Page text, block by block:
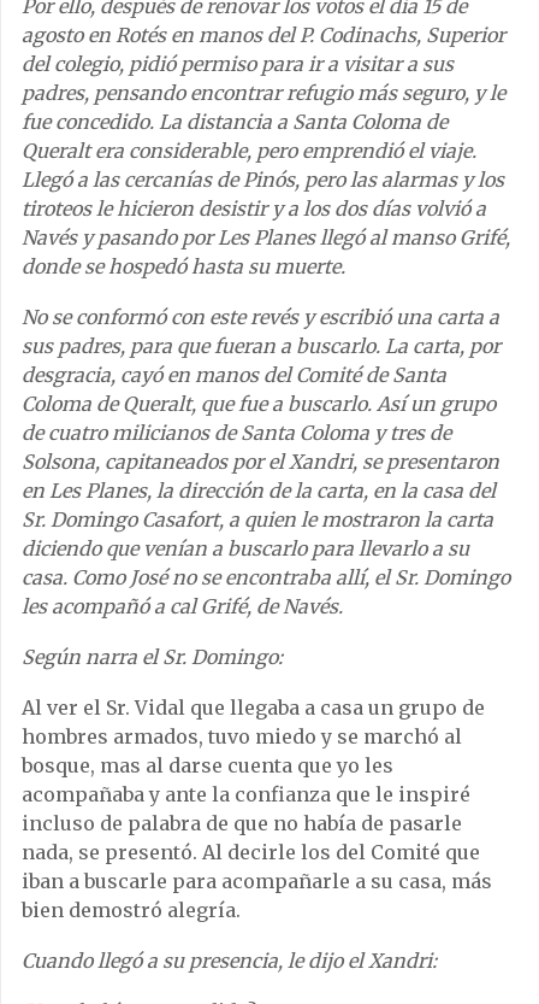
Por ello, después de renovar los votos el día 15 de
agosto en Rotés en manos del P. Codinachs, Superior
del colegio, pidió permiso para ir a visitar a sus
padres, pensando encontrar refugio más seguro, y le
fue concedido. La distancia a Santa Coloma de
Queralt era considerable, pero emprendió el viaje.
Llegó a las cercanías de Pinós, pero las alarmas y los
tiroteos le hicieron desistir y a los dos días volvió a
Navés y pasando por Les Planes llegó al manso Grifé,
donde se hospedó hasta su muerte.
No se conformó con este revés y escribió una carta a
sus padres, para que fueran a buscarlo. La carta, por
desgracia, cayó en manos del Comité de Santa
Coloma de Queralt, que fue a buscarlo. Así un grupo
de cuatro milicianos de Santa Coloma y tres de
Solsona, capitaneados por el Xandri, se presentaron
en Les Planes, la dirección de la carta, en la casa del
Sr. Domingo Casafort, a quien le mostraron la carta
diciendo que venían a buscarlo para llevarlo a su
casa. Como José no se encontraba allí, el Sr. Domingo
les acompañó a cal Grifé, de Navés.
Según narra el Sr. Domingo:
Al ver el Sr. Vidal que llegaba a casa un grupo de
hombres armados, tuvo miedo y se marchó al
bosque, mas al darse cuenta que yo les
acompañaba y ante la confianza que le inspiré
incluso de palabra de que no había de pasarle
nada, se presentó. Al decirle los del Comité que
iban a buscarle para acompañarle a su casa, más
bien demostró alegría.
Cuando llegó a su presencia, le dijo el Xandri: